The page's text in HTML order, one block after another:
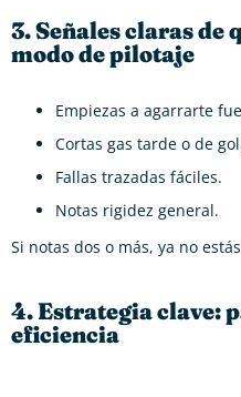
3. Señales claras de
modo de pilotaje
Empiezas a agarrarte
Cortas gas tarde o de
Fallas trazadas fáciles.
Notas rigidez general.
Si notas dos o más, ya no
4. Estrategia clave:
eficiencia